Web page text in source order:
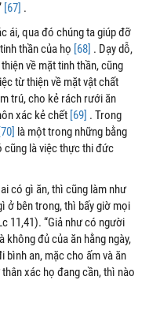
[67] .
ái, qua đó chúng ta giúp đỡ
thần của họ [68] . Dạy dỗ,
về mặt tinh thần, cũng
từ thiện về mặt vật chất
trú, cho kẻ rách rưới ăn
xác kẻ chết [69] . Trong
[70] là một trong những bằng
cũng là việc thực thi đức
có gì ăn, thì cũng làm như
ở bên trong, thì bấy giờ mọi
11,41). “Giả như có người
không đủ của ăn hằng ngày,
bình an, mặc cho ấm và ăn
xác họ đang cần, thì nào